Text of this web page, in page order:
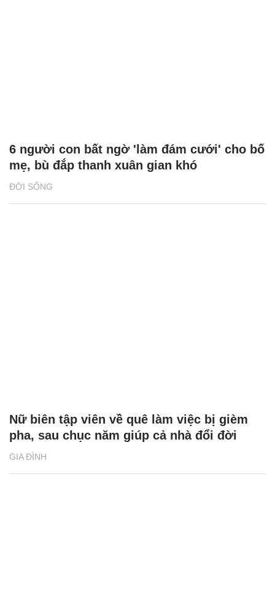
ĐỜI SỐNG
6 người con bất ngờ 'làm đám cưới' cho bố
mẹ, bù đắp thanh xuân gian khó
GIA ĐÌNH
Nữ biên tập viên về quê làm việc bị gièm
pha, sau chục năm giúp cả nhà đổi đời